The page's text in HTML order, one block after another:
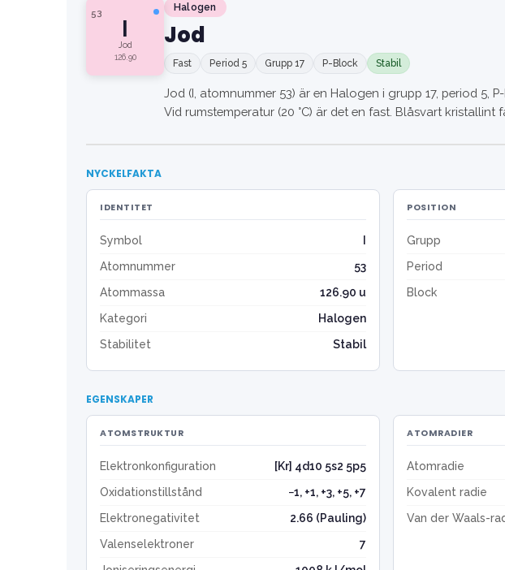
53
I
Jod
126.90
Halogen
Jod
Fast Period 5 Grupp 17 P-Block Stabil
Jod (I, atomnummer 53) är en Halogen i grupp 17, period 5,
Vid rumstemperatur (20 °C) är det en fast. Blåsvart kristallint
NYCKELFAKTA
IDENTITET
Symbol
Atomnummer
53
Atommassa
126.90 u
Kategori
Halogen
Stabilitet
Stabil
POSITION
Grupp
Period
Block
EGENSKAPER
ATOMSTRUKTUR
Elektronkonfiguration
[Kr] 4d10 5s2 5p5
Oxidationstillstånd
−1, +1, +3, +5, +7
Elektronegativitet
2.66 (Pauling)
Valenselektroner
7
ATOMRADIER
Atomradie
Kovalent radie
Van der Waals-